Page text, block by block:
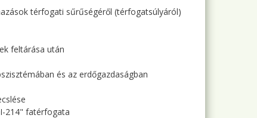
térfogati sűrűségéről (térfogatsúlyáról)
feltárása után
és az erdőgazdaságban
214" fatérfogata